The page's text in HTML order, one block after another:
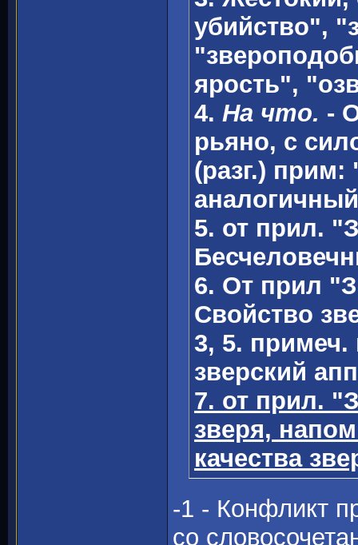
убийство",
ярость",
4. На что. -
рьяно, с
(разг.)
5. от прил.
6. От прил
Свойство
3, 5.
зверский
7. от прил.
зверя,
качества
-1 - Конфликт
со